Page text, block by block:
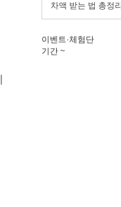
차액 받는 법 총정리
이벤트·체험단
기간 ~